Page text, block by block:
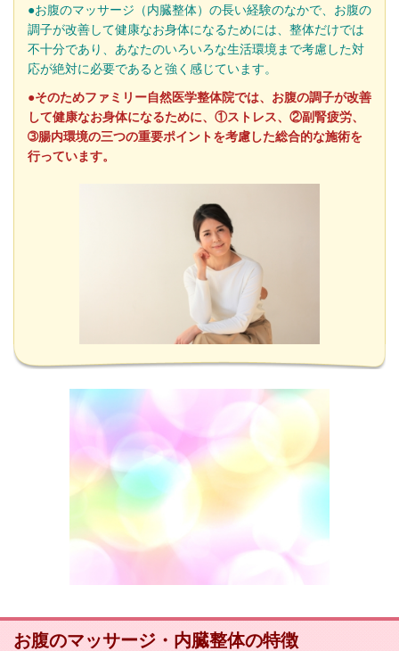
●お腹のマッサージ（内臓整体）の長い経験のなかで、お腹の
調子が改善して健康なお身体になるためには、整体だけでは
不十分であり、あなたのいろいろな生活環境まで考慮した対
応が絶対に必要であると強く感じています。
●そのためファミリー自然医学整体院では、お腹の調子が改善
して健康なお身体になるために、①ストレス、②副腎疲労、
➂腸内環境の三つの重要ポイントを考慮した総合的な施術を
行っています。
お腹のマッサージ・内臓整体の特徴